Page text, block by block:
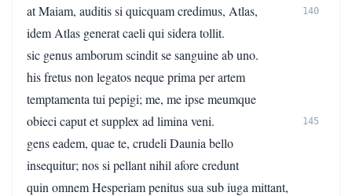
at Maiam, auditis si quicquam credimus, Atlas,
140
idem Atlas generat caeli qui sidera tollit.
sic genus amborum scindit se sanguine ab uno.
his fretus non legatos neque prima per artem
temptamenta tui pepigi; me, me ipse meumque
obieci caput et supplex ad limina veni.
145
gens eadem, quae te, crudeli Daunia bello
insequitur; nos si pellant nihil afore credunt
quin omnem Hesperiam penitus sua sub iuga mittant,